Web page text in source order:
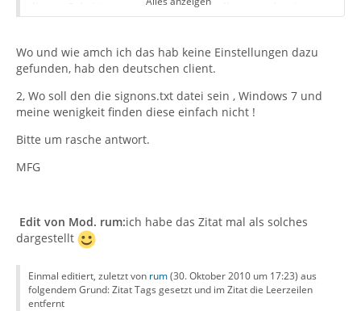
diesen Schritt musst du nicht unbedingt machen)
Extras>Einstellungen>Erweitert>Allgemein Erweiterte
Konfiguration (about:config) lege einen Filter auf sign...
das ganze sieht dann so aus:
Danach:
gehe mal in about:config und setze mal einen Filter auf
signon - z.B. so:
nun editierst du den oben makierten wert trage
vergleich und gucke auch mal auf die Einstellung:
signon.expireMasterPassword und stelle sie wie im bild
ein.
schöne Grüße Toolman
Wo und wie amch ich das hab keine Einstellungen dazu
gefunden, hab den deutschen client.
2, Wo soll den die signons.txt datei sein , Windows 7 und
meine wenigkeit finden diese einfach nicht !
Bitte um rasche antwort.
MFG
Edit von Mod. rum:ich habe das Zitat mal als solches
dargestellt
Einmal editiert, zuletzt von rum(30. Oktober 2010 um 17:23) aus
folgendem Grund: Zitat Tags gesetzt und im Zitat die Leerzeilen
entfernt